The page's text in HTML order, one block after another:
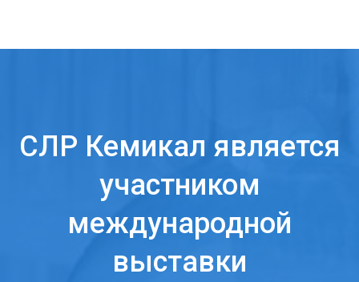
СЛР Кемикал является
участником
международной
выставки